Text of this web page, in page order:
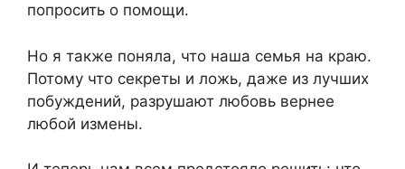
попросить о помощи.
Но я также поняла, что наша семья на краю.
Потому что секреты и ложь, даже из лучших
побуждений, разрушают любовь вернее
любой измены.